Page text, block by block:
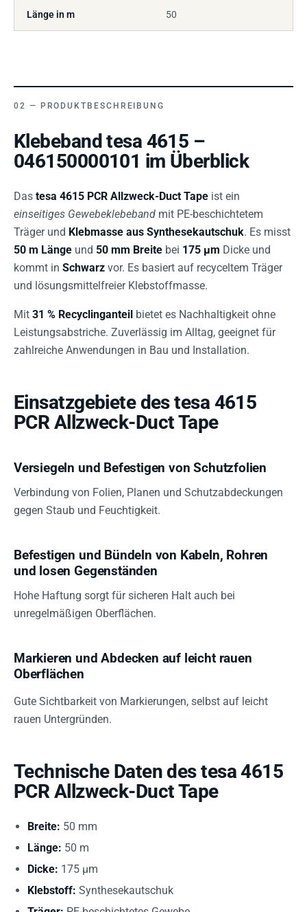
Länge in m 50
PRODUKTBESCHREIBUNG
Klebeband tesa 4615 –
046150000101 im Überblick
Das tesa 4615 PCR Allzweck-Duct Tape ist ein
einseitiges Gewebeklebeband mit PE-beschichtetem
Träger und Klebmasse aus Synthesekautschuk. Es misst
50 m Länge und 50 mm Breite bei 175 µm Dicke und
kommt in Schwarz vor. Es basiert auf recyceltem Träger
und lösungsmittelfreier Klebstoffmasse.
Mit 31 % Recyclinganteil bietet es Nachhaltigkeit ohne
Leistungsabstriche. Zuverlässig im Alltag, geeignet für
zahlreiche Anwendungen in Bau und Installation.
Einsatzgebiete des tesa 4615
PCR Allzweck-Duct Tape
Versiegeln und Befestigen von Schutzfolien
Verbindung von Folien, Planen und Schutzabdeckungen
gegen Staub und Feuchtigkeit.
Befestigen und Bündeln von Kabeln, Rohren
und losen Gegenständen
Hohe Haftung sorgt für sicheren Halt auch bei
unregelmäßigen Oberflächen.
Markieren und Abdecken auf leicht rauen
Oberflächen
Gute Sichtbarkeit von Markierungen, selbst auf leicht
rauen Untergründen.
Technische Daten des tesa 4615
PCR Allzweck-Duct Tape
Breite: 50 mm
Länge: 50 m
Dicke: 175 µm
Klebstoff: Synthesekautschuk